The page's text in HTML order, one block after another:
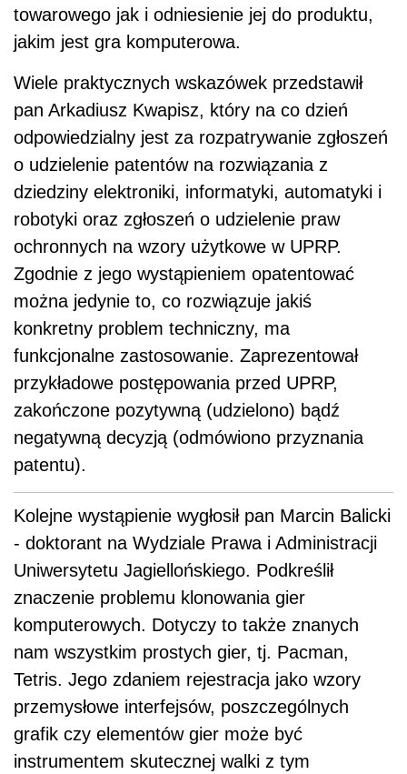
towarowego jak i odniesienie jej do produktu,
jakim jest gra komputerowa.
Wiele praktycznych wskazówek przedstawił
pan Arkadiusz Kwapisz, który na co dzień
odpowiedzialny jest za rozpatrywanie zgłoszeń
o udzielenie patentów na rozwiązania z
dziedziny elektroniki, informatyki, automatyki i
robotyki oraz zgłoszeń o udzielenie praw
ochronnych na wzory użytkowe w UPRP.
Zgodnie z jego wystąpieniem opatentować
można jedynie to, co rozwiązuje jakiś
konkretny problem techniczny, ma
funkcjonalne zastosowanie. Zaprezentował
przykładowe postępowania przed UPRP,
zakończone pozytywną (udzielono) bądź
negatywną decyzją (odmówiono przyznania
patentu).
Kolejne wystąpienie wygłosił pan Marcin Balicki
- doktorant na Wydziale Prawa i Administracji
Uniwersytetu Jagiellońskiego. Podkreślił
znaczenie problemu klonowania gier
komputerowych. Dotyczy to także znanych
nam wszystkim prostych gier, tj. Pacman,
Tetris. Jego zdaniem rejestracja jako wzory
przemysłowe interfejsów, poszczególnych
grafik czy elementów gier może być
instrumentem skutecznej walki z tym